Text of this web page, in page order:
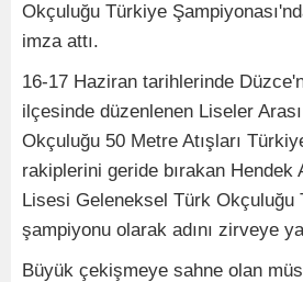
Okçuluğu Türkiye
imza attı.
16-17 Haziran tarihlerinde
ilçesinde düzenlenen Liseler
Okçuluğu 50 Metre Atışları
rakiplerini geride bırakan Hendek
Lisesi Geleneksel Türk Okçuluğu
şampiyonu olarak adını zirveye
Büyük çekişmeye sahne olan